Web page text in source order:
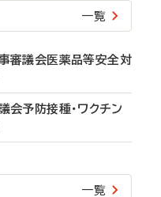
一覧
審議会医薬品等安全対
予防接種・ワクチン
一覧